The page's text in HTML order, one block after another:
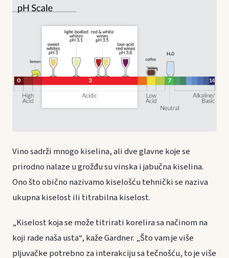
Vino sadrži mnogo kiselina, ali dve glavne koje se
prirodno nalaze u grožđu su vinska i jabučna kiselina.
Ono što obično nazivamo kiselošću tehnički se naziva
ukupna kiselost ili titrabilna kiselost.
„Kiselost koja se može titrirati korelira sa načinom na
koji rade naša usta“, kaže Gardner. „Što vam je više
pljuvačke potrebno za interakciju sa tečnošću, to je više